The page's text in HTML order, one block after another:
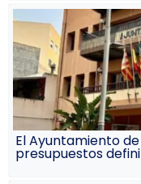
El Ayuntamiento
presupuestos